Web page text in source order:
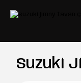
Suzuki